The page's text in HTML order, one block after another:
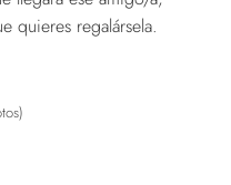
quieres regalársela.